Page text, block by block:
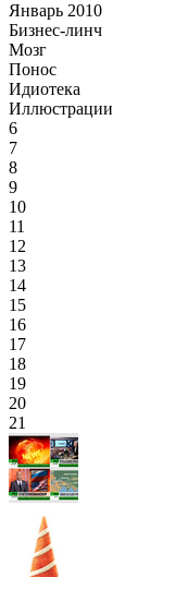
Январь 2010
Бизнес-линч
Мозг
Понос
Идиотека
Иллюстрации
6
7
8
9
10
11
12
13
14
15
16
17
18
19
20
21